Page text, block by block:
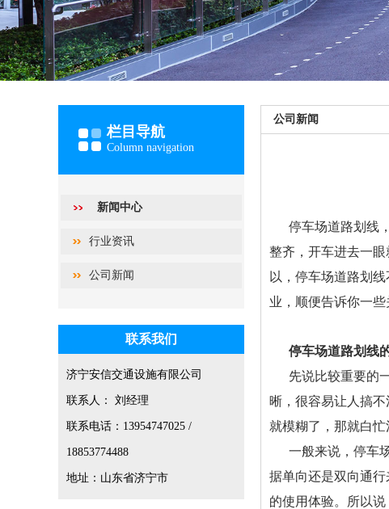
栏目导航
Column navigation
新闻中心
行业资讯
公司新闻
联系我们
济宁安信交通设施有限公司
联系人： 刘经理
联系电话：13954747025 /
18853774488
地址：山东省济宁市
公司新闻
停车场道路划线
整齐，开车进去一
以，停车场道路划
业，顺便告诉你一些
停车场道路划线
先说比较重要的
晰，很容易让人搞
就模糊了，那就白忙
一般来说，停车
据单向还是双向通
的使用体验。所以